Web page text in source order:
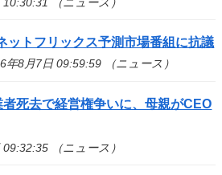
ットフリックス予測市場番組に抗議
年8月7日 09:59:59 （ニュース）
死去で経営権争いに、母親がCEO
（ニュース）